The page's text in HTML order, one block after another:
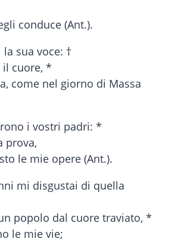
conduce (Ant.).
sua voce: †
cuore, *
come nel giorno di Massa
i vostri padri: *
prova,
le mie opere (Ant.).
mi disgustai di quella
popolo dal cuore traviato, *
le mie vie;